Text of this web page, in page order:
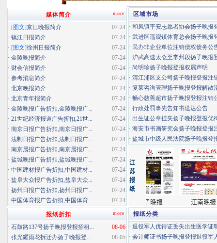
区域市场
· 和凤镇平安志愿者协会扬子晚报
· 武进区遥观镇体育总会扬子晚报
· 民办非企业单位注销债权债务公
· 沪武高速太仓至常州段扬子晚报
· 尚明珍扬子晚报登报权属声明
· 清江浦区支公司扬子晚报登报注
· 复莱咨询管理扬子晚报登报解散
· 畅心慈善超市扬子晚报登报注销
· 行政处罚事先告知书送达公告
· 出生证公章挂失扬子晚报登报优
· 海安市书画研究会扬子晚报登报
· 盐城市中级人民法院扬子晚报登
报纸分类
· 退役军人优待证丢失出生医学证
· 会计师证书扬子晚报登报退役军
more
媒体简介
07-24
· [图文]京江晚报简介
07-24
· 镇江日报简介
07-24
· [图文]徐州日报简介
07-24
· 金陵晚报简介
07-24
· 财会信报简介
07-24
· 参考消息简介
07-24
· 北京晚报简介
07-24
· 北京青年报简介
07-24
· 金陵晚报广告折扣,金陵晚报广...
07-24
· 21世纪经济报道广告折扣,21世...
07-24
· 南京日报广告折扣,南京日报广...
07-24
· 法制日报广告折扣,法制日报广...
07-24
· 南京晨报广告折扣,南京晨报广...
07-24
· 盐城晚报广告折扣,盐城晚报广...
07-24
· 中国建材报广告折扣,中国建材...
07-24
· 盐阜大众报广告折扣,盐阜大众...
07-24
· 扬州日报广告折扣,扬州日报广...
07-24
· 中国体育报广告折扣,中国体育...
more
报纸折扣
08-06
· 石鼓路137号扬子晚报登报招租...
08-05
· 张光耀雨花拆迁办扬子晚报登...